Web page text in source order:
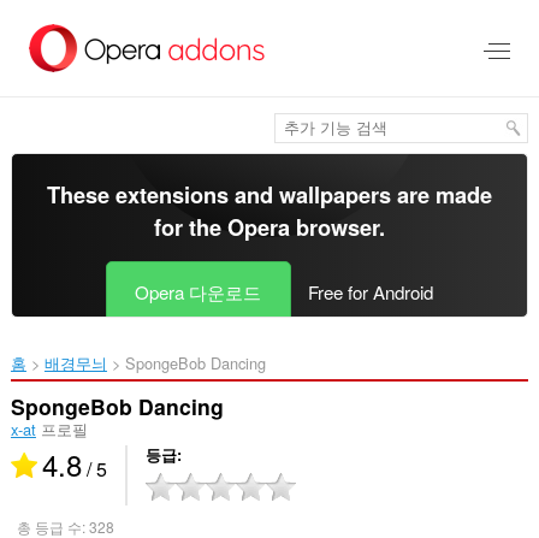
건
These extensions and wallpapers are made
for theOpera browser.
Opera 다운로드 Free for Android
홈 배경무늬 SpongeBob Dancing‎
SpongeBob Dancing
x-at프로필
4.8/ 5 등급
총 등급 수:328